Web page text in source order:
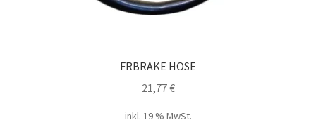
FRBRAKE HOSE
21,77€
inkl. 19 % MwSt.